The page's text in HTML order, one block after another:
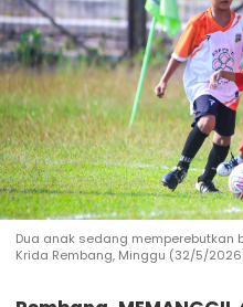
Dua anak sedang memperebutkan
Krida Rembang, Minggu (32/5/